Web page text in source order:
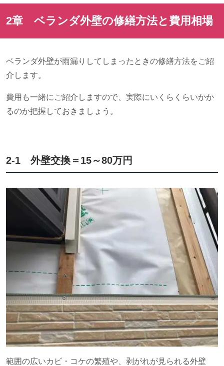
2章 ベランダ外壁の修繕方法と費用相場
ベランダ外壁が雨漏りしてしまったときの修繕方法をご紹
介します。
費用も一緒にご紹介しますので、実際にいくらくらいかか
るのか把握しておきましょう。
2-1 外壁交換＝ 15～80万円
範囲の広いカビ・コケの繁殖や、剥がれが見られる外壁